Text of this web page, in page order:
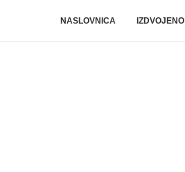
NASLOVNICA IZDVOJENO